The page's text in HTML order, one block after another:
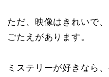
ただ、映像はきれいで
ごたえがあります。
ミステリーが好きなら